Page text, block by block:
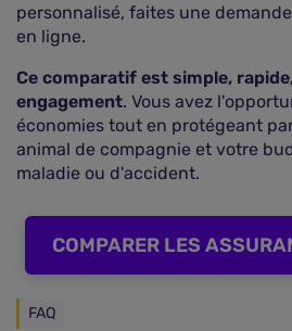
personnalisé, faites une
en ligne.
Ce comparatif est simple,
engagement. Vous avez
économies tout en protégeant
animal de compagnie et votre
maladie ou d'accident.
COMPARER LES
FAQ